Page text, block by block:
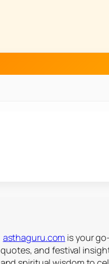
asthaguru.com is your
quotes, and festival